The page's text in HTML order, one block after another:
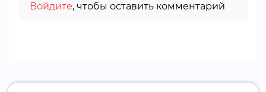
Войдите, чтобы оставить комментарий